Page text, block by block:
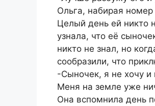
Ольга, набирая
Целый день ей никто
узнала, что её
никто не знал, но
сообразили, что
-Сыночек, я не хочу
Меня на земле уже
Она вспомнила день